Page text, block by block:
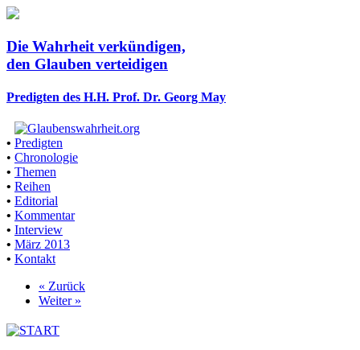
Die Wahrheit verkündigen,
den Glauben verteidigen
Predigten des H.H. Prof. Dr. Georg May
• Predigten
• Chronologie
• Themen
• Reihen
• Editorial
• Kommentar
• Interview
• März 2013
• Kontakt
« Zurück
Weiter »